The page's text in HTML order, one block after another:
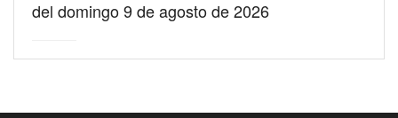
del domingo 9 de agosto de 2026